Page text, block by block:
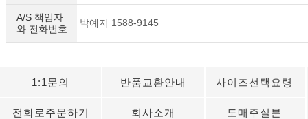
A/S 책임자
와 전화번호
박예지 1588-9145
1:1문의 반품교환안내 사이즈선택요령
전화로주문하기 회사소개 도매주실분